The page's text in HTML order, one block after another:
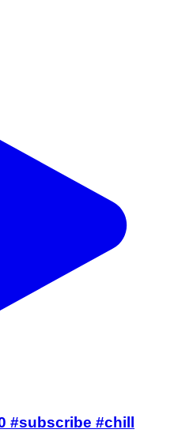
#subscribe #chill